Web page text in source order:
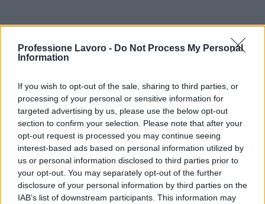
Professione Lavoro - Do Not Process My Personal
Information
If you wish to opt-out of the sale, sharing to third parties, or
processing of your personal or sensitive information for
targeted advertising by us, please use the below opt-out
section to confirm your selection. Please note that after your
opt-out request is processed you may continue seeing
interest-based ads based on personal information utilized by
us or personal information disclosed to third parties prior to
your opt-out. You may separately opt-out of the further
disclosure of your personal information by third parties on the
IAB’s list of downstream participants. This information may
TOP IN GIORDANIA